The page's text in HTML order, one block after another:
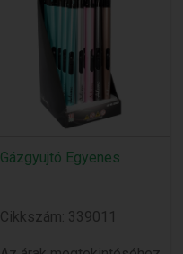
Gázgyujtó Egyenes
Cikkszám: 339011